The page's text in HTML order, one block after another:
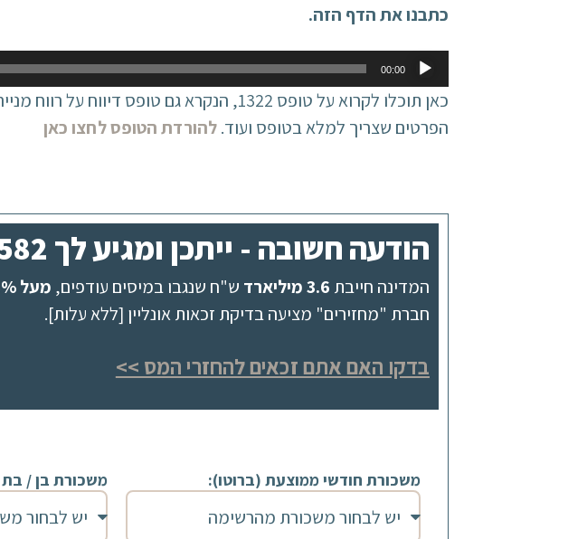
כתבנו את הדף הזה.
אודיו
00:00
כאן תוכלו לקרוא על טופס 1322, הנקרא גם
הפרטים שצריך למלא בטופס ועוד.להורדת הטופס לחצו כאן
הודעה חשובה - ייתכן ומגיע לך ₪9,582 בהחזר מס!
המדינה חייבת 3.6 מיליארד ש"ח שנגבו במיסים עודפים, מעל 84%
חברת "מחזירים" מציעה בדיקת זכאות אונליין [ללא עלות].
בדקו האם אתם זכאים להחזרי המס >>
משכורת חודשי ממוצעת (ברוטו): משכורת בן / בת